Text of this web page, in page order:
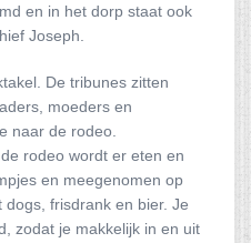
en in het dorp staat ook
Joseph.
De tribunes zitten
moeders en
naar de rodeo.
rodeo wordt er eten en
en meegenomen op
frisdrank en bier. Je
zodat je makkelijk in en uit